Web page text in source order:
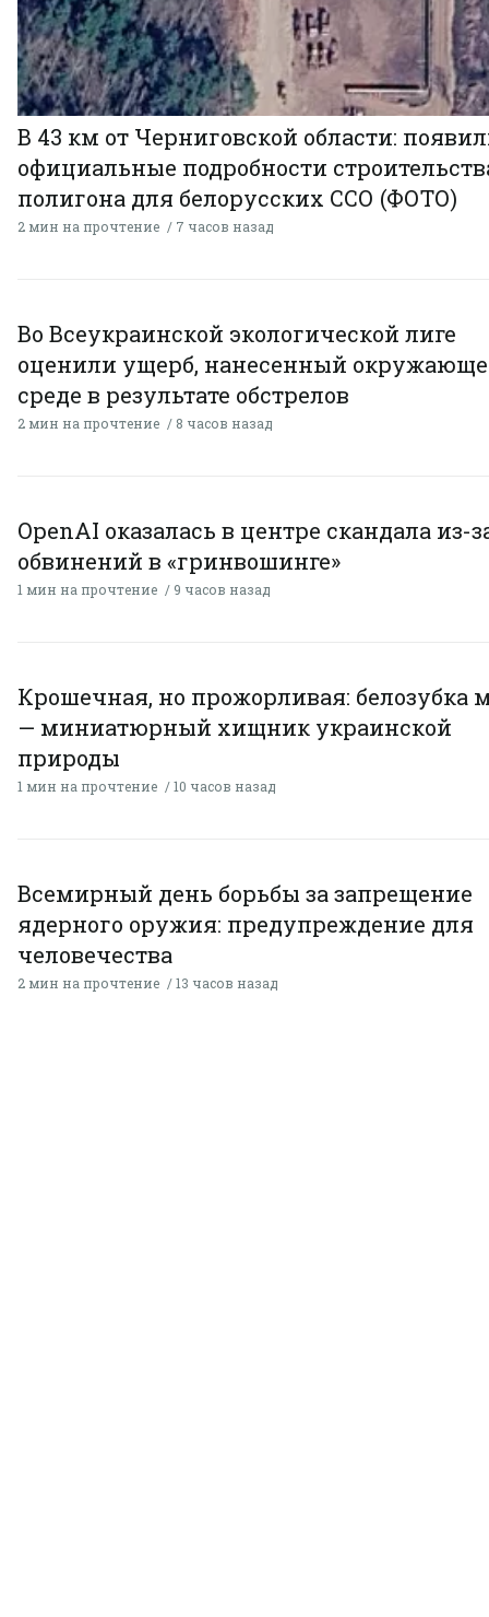
В 43 км от Черниговской области:
официальные подробности
полигона для белорусских ССО (ФОТО)
2 мин на прочтение 7 часов назад
Во Всеукраинской экологической лиге
оценили ущерб, нанесенный
среде в результате обстрелов
2 мин на прочтение 8 часов назад
OpenAI оказалась в центре скандала из-
обвинений в «гринвошинге»
1 мин на прочтение 9 часов назад
Крошечная, но прожорливая: белозубка
— миниатюрный хищник украинской
природы
1 мин на прочтение 10 часов назад
Всемирный день борьбы за запрещение
ядерного оружия: предупреждение для
человечества
2 мин на прочтение 13 часов назад